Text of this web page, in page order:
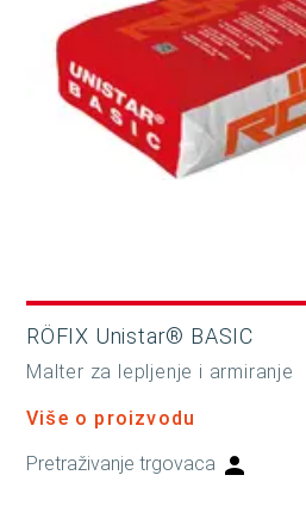
RÖFIX Unistar® BASIC
Malter za lepljenje i armiranje
Više o proizvodu
Pretraživanje trgovaca